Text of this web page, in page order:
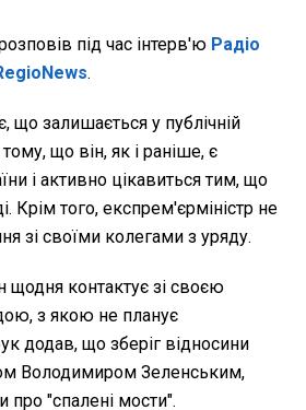
під час інтерв'ю Радіо
.
що залишається у публічній
що він, як і раніше, є
і активно цікавиться тим, що
Крім того, експрем'єрміністр не
зі своїми колегами з уряду.
щодня контактує зі своєю
з якою не планує
додав, що зберіг відносини
Володимиром Зеленським,
про "спалені мости".